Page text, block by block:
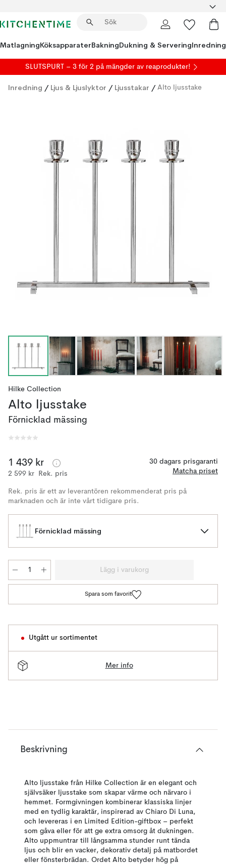
MatlagningKöksapparaterBakningDukning & ServeringInredning
SLUTSPURT – 3 för 2 på mängder av reaprodukter!
Inredning / Ljus & Ljuslyktor / Ljusstakar / Alto ljusstake
Hilke Collection
Alto ljusstake
Förnicklad mässing
1 439 kr
2 599 kr Rek. pris
30 dagars prisgaranti
Matcha priset
Rek. pris är ett av leverantören rekommenderat pris på
marknaden och är inte vårt tidigare pris.
Förnicklad mässing
Lägg i varukorg
Spara som favorit
Utgått ur sortimentet
Mer info
Beskrivning
Alto ljusstake från Hilke Collection är en elegant och
självsäker ljusstake som skapar värme och närvaro i
hemmet. Formgivningen kombinerar klassiska linjer
med en tydlig karaktär, inspirerad av Chiaro Di Luna,
och levereras i en Limited Edition-giftbox – perfekt
som gåva eller för att ge extra omsorg åt dukningen.
Alto uppmuntrar till långsamma stunder runt tända
ljus och blir en vacker, dekorativ detalj på matbordet
eller fönsterbrädan. Ordet Alto betyder hög på